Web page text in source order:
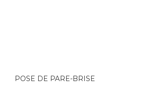
POSE DE PARE-BRISE